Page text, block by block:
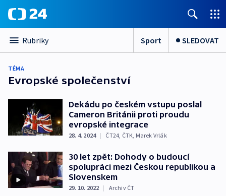
Rubriky Sport SLEDOVAT
TÉMA
Evropské společenství
Dekádu po českém vstupu poslal
Cameron Británii proti proudu
evropské integrace
28. 4. 2024 | ČT24, ČTK, Marek Vrlák
30 let zpět: Dohody o budoucí
spolupráci mezi Českou republikou a
Slovenskem
29. 10. 2022 | Archiv ČT